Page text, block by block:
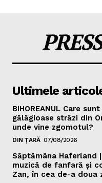
Ultimele
BIHOREANUL Care
gălăgioase străzi din
unde vine zgomotul?
DIN ȚARĂ 07/08/2026
Săptămâna Haferland
muzică de fanfară şi
Zan, în cea de-a doua